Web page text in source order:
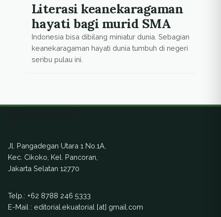
Literasi keanekaragaman
hayati bagi murid SMA
Indonesia bisa dibilang miniatur dunia. Sebagian
keanekaragaman hayati dunia tumbuh di negeri
seribu pulau ini.
Jl. Pangadegan Utara 1 No.1A,
Kec. Cikoko, Kel. Pancoran,
Jakarta Selatan 12770
Telp.: +62 8788 246 5333
E-Mail : editorial.ekuatorial [at] gmail.com